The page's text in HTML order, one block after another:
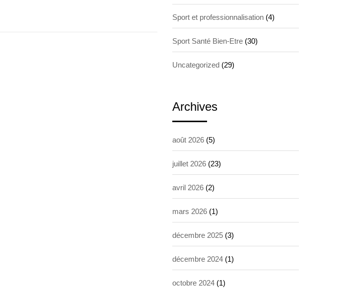
Sport et professionnalisation (4)
Sport Santé Bien-Etre (30)
Uncategorized (29)
Archives
août 2026 (5)
juillet 2026 (23)
avril 2026 (2)
mars 2026 (1)
décembre 2025 (3)
décembre 2024 (1)
octobre 2024 (1)